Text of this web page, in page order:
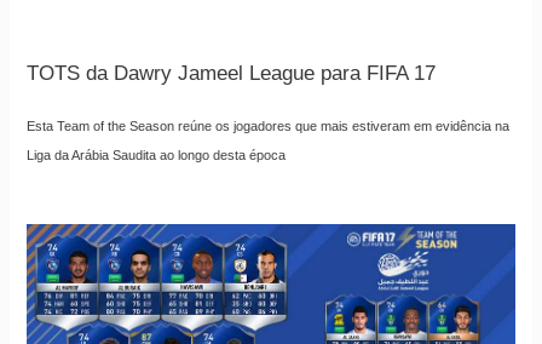
TOTS da Dawry Jameel League para FIFA 17
Esta Team of the Season reúne os jogadores que mais estiveram em evidência na
Liga da Arábia Saudita ao longo desta época